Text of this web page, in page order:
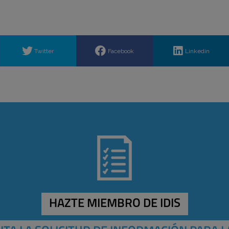
Twitter Facebook Linkedin
HAZTE MIEMBRO DE IDIS